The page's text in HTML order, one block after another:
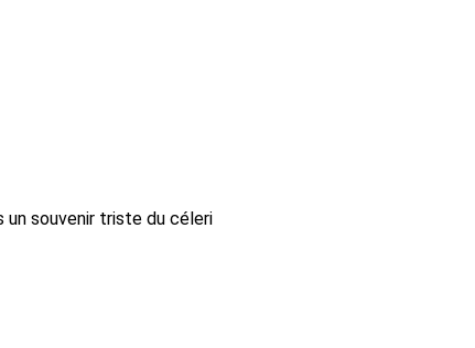
un souvenir triste du céleri